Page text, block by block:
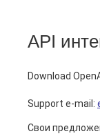
API
Download
Support e-mail :
Свои